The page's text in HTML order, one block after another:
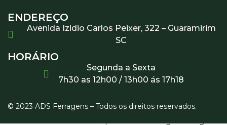
ENDEREÇO
Avenida Izidio Carlos Peixer, 322 – Guaramirim
SC
HORÁRIO
Segunda a Sexta
7h30 as 12h00 / 13h00 ás 17h18
© 2023 ADS Ferragens – Todos os direitos reservados.